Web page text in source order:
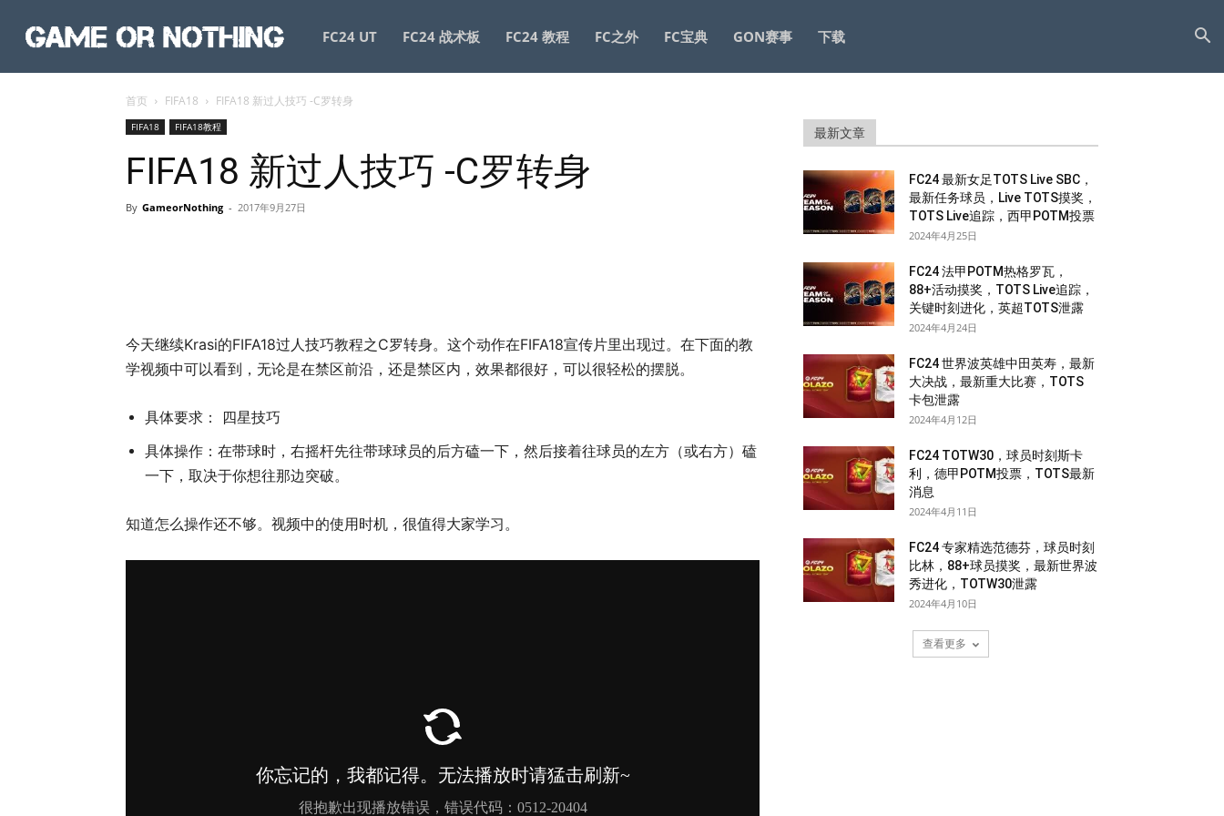
GameorNothing
FC24 UT FC24 战术板 FC24 教程 FC之外 FC宝典 GON赛事 下载
首页 FIFA18 FIFA18 新过人技巧 -C罗转身
FIFA18 FIFA18教程
FIFA18 新过人技巧 -C罗转身
By GameorNothing - 2017年9月27日
今天继续Krasi的FIFA18过人技巧教程之C罗转身。这个动作在FIFA18宣传片里出现过。在下面的教
学视频中可以看到，无论是在禁区前沿，还是禁区内，效果都很好，可以很轻松的摆脱。
具体要求： 四星技巧
具体操作：在带球时，右摇杆先往带球球员的后方磕一下，然后接着往球员的左方（或右方）磕
一下，取决于你想往那边突破。
知道怎么操作还不够。视频中的使用时机，很值得大家学习。
最新文章
FC24 最新女足TOTS Live SBC，
最新任务球员，Live TOTS摸奖，
TOTS Live追踪，西甲POTM投票
2024年4月25日
FC24 法甲POTM热格罗瓦，
88+活动摸奖，TOTS Live追踪，
关键时刻进化，英超TOTS泄露
2024年4月24日
FC24 世界波英雄中田英寿，最新
大决战，最新重大比赛，TOTS
卡包泄露
2024年4月12日
FC24 TOTW30，球员时刻斯卡
利，德甲POTM投票，TOTS最新
消息
2024年4月11日
FC24 专家精选范德芬，球员时刻
比林，88+球员摸奖，最新世界波
秀进化，TOTW30泄露
2024年4月10日
查看更多